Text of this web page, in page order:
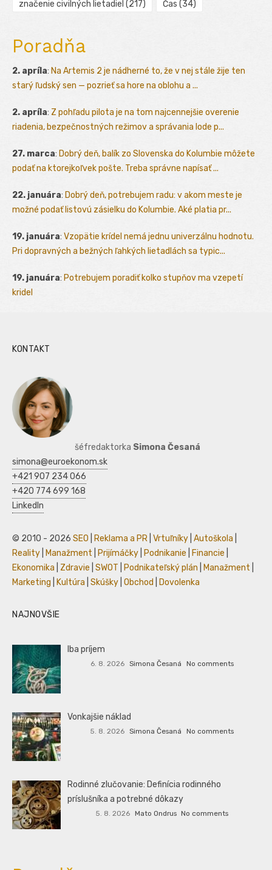
značenie civilných lietadiel (217) Čas (34)
Poradňa
2. apríla: Na Artemis 2 je nádherné to, že v nej stále žije ten
starý ľudský sen — pozrieť sa hore na oblohu a ...
2. apríla: Z pohľadu pilota je na tom najcennejšie overenie
riadenia, bezpečnostných režimov a správania lode p...
27. marca: Dobrý deň, balík zo Slovenska do Kolumbie môžete
podať na ktorejkoľvek pošte. Treba správne napísať ...
22. januára: Dobrý deň, potrebujem radu: v akom meste je
možné podať listovú zásielku do Kolumbie. Aké platia pr...
19. januára: Vzopätie krídel nemá jednu univerzálnu hodnotu.
Pri dopravných a bežných ľahkých lietadlách sa typic...
19. januára: Potrebujem poradiť kolko stupňov ma vzepetí
kridel
KONTAKT
šéfredaktorka Simona Česaná
simona@euroekonom.sk
+421 907 234 066
+420 774 699 168
LinkedIn
© 2010 - 2026 SEO Reklama a PR Vrtuľníky Autoškola
Reality
Manažment Prijímáčky Podnikanie Financie
Ekonomika
Zdravie SWOT Podnikateľský plán Manažment
Marketing
Kultúra Skúšky Obchod Dovolenka
NAJNOVŠIE
Iba príjem
6. 8. 2026 Simona Česaná No comments
Vonkajšie náklad
5. 8. 2026 Simona Česaná No comments
Rodinné zlučovanie: Definícia rodinného
príslušníka a potrebné dôkazy
5. 8. 2026 Mato Ondrus No comments